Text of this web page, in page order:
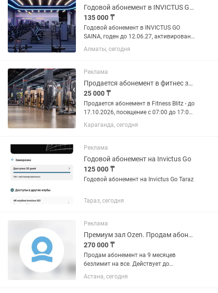
Годовой абонемент в INVICTUS GO SAINA
135 000 ₸
Годовой абонемент в INVICTUS GO
SAINA, годен до 12.06.27, активирован
месяц назад. Доступны 20 посещений в
другие клубы INVICTUS GO, групповые
Алматы, сегодня
Реклама
Продается абонемент в фитнес зал
25 000 ₸
Продается абонемент в Fitness Blitz - до
17.10.2026, посещение с 07:00 до 17:00,
все групповые занятия входят в
стоимость. Переоформление
Караганда, сегодня
Реклама
Годовой абонемент на Invictus Go
125 000 ₸
Годовой абонемент на Invictus Go Taraz
Тараз, сегодня
Реклама
Премиум зал Ozen. Продам абонемент
270 000 ₸
Продам абонемент на 9 месяцев
безлимит на все. Действует до
30.04.27г. Переоформление 50/50. По
15.000 тг. Полный доступ ко всему
Астана, сегодня